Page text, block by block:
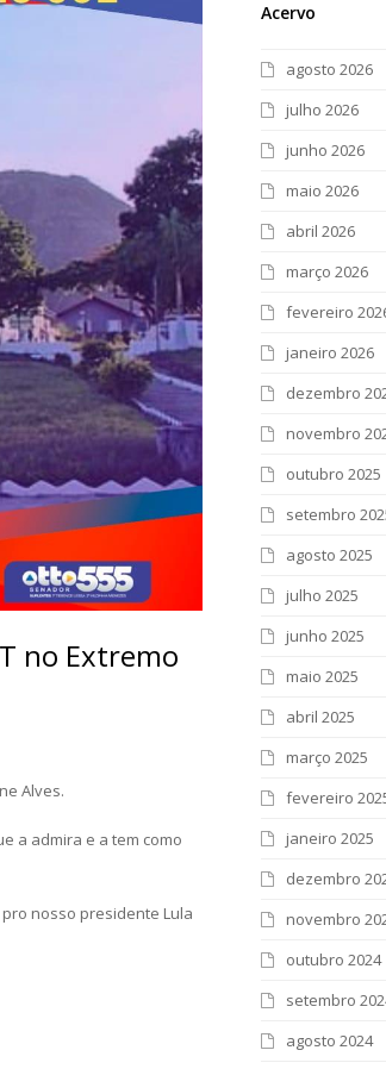
no Extremo
Alves.
a admira e a tem como
nosso presidente Lula
Acervo
agosto 2026
julho 2026
junho 2026
maio 2026
abril 2026
março 2026
fevereiro
janeiro 2026
dezembro
novembro
outubro 2025
setembro
agosto 2025
julho 2025
junho 2025
maio 2025
abril 2025
março 2025
fevereiro
janeiro 2025
dezembro
novembro
outubro 2024
setembro
agosto 2024